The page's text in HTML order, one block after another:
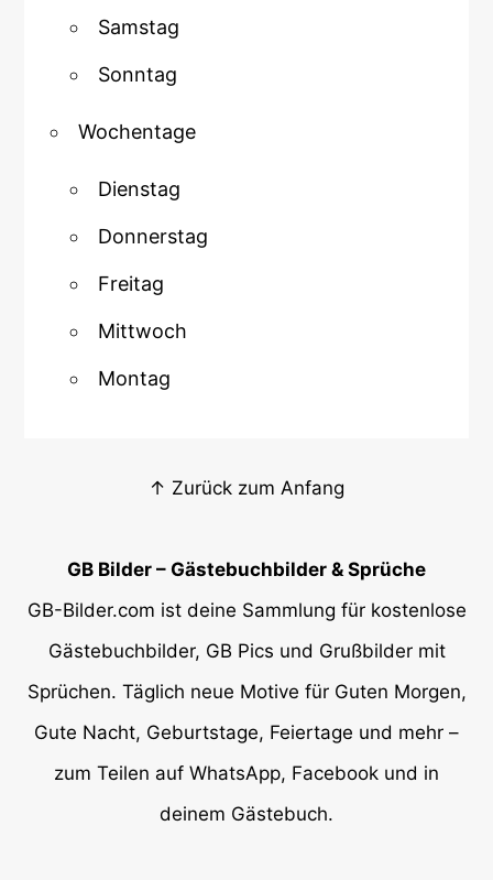
Samstag
Sonntag
Wochentage
Dienstag
Donnerstag
Freitag
Mittwoch
Montag
↑ Zurück zum Anfang
GB Bilder – Gästebuchbilder & Sprüche
GB-Bilder.com ist deine Sammlung für kostenlose
Gästebuchbilder, GB Pics und Grußbilder mit
Sprüchen. Täglich neue Motive für Guten Morgen,
Gute Nacht, Geburtstage, Feiertage und mehr –
zum Teilen auf WhatsApp, Facebook und in
deinem Gästebuch.